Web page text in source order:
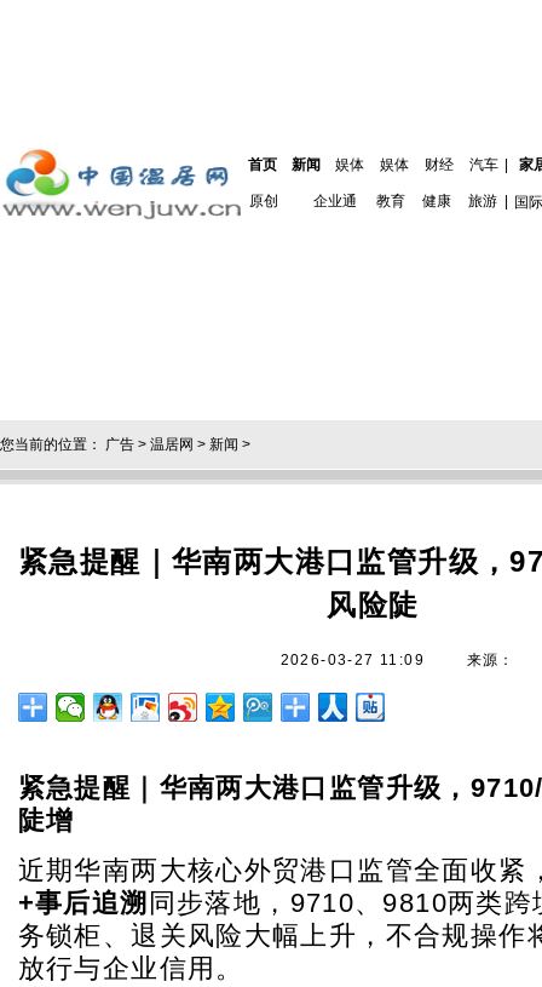
首页 新闻 娱体 娱体 财经 汽车 家
原创 企业通 教育 健康 旅游 国际
您当前的位置： 广告 > 温居网 > 新闻 >
紧急提醒｜华南两大港口监管升级，
风险陡
2026-03-27 11:09 来源：
紧急提醒｜华南两大港口监管升级，
陡增
近期华南两大核心外贸港口监管全面收紧
+事后追溯 同步落地，9710、9810两类跨
务锁柜、退关风险大幅上升，不合规操作
放行与企业信用。